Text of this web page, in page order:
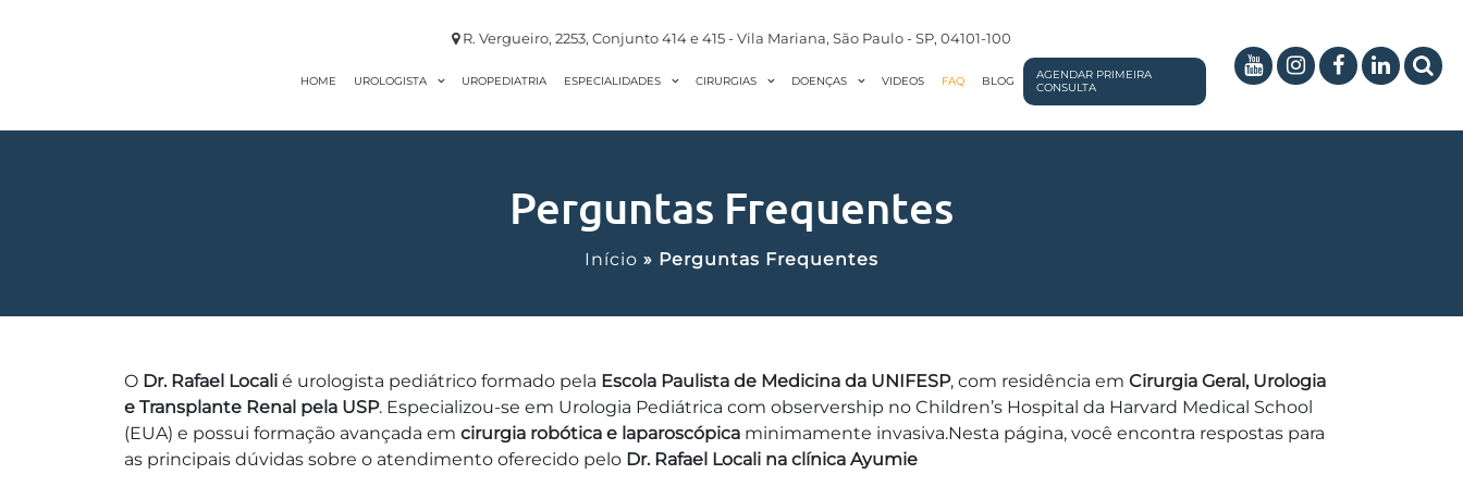
R. Vergueiro, 2253, Conjunto 414 e 415 - Vila Mariana, São Paulo - SP, 04101-100
HOME UROLOGISTA UROPEDIATRIA ESPECIALIDADES CIRURGIAS DOENÇAS VIDEOS FAQ BLOG
AGENDAR PRIMEIRA
CONSULTA
Perguntas Frequentes
Início » Perguntas Frequentes
O Dr. Rafael Locali é urologista pediátrico formado pela Escola Paulista de Medicina da UNIFESP, com residência em Cirurgia Geral, Urologia
e Transplante Renal pela USP. Especializou-se em Urologia Pediátrica com observership no Children’s Hospital da Harvard Medical School
(EUA) e possui formação avançada em cirurgia robótica e laparoscópica minimamente invasiva.Nesta página, você encontra respostas para
as principais dúvidas sobre o atendimento oferecido pelo Dr. Rafael Locali na clínica Ayumie